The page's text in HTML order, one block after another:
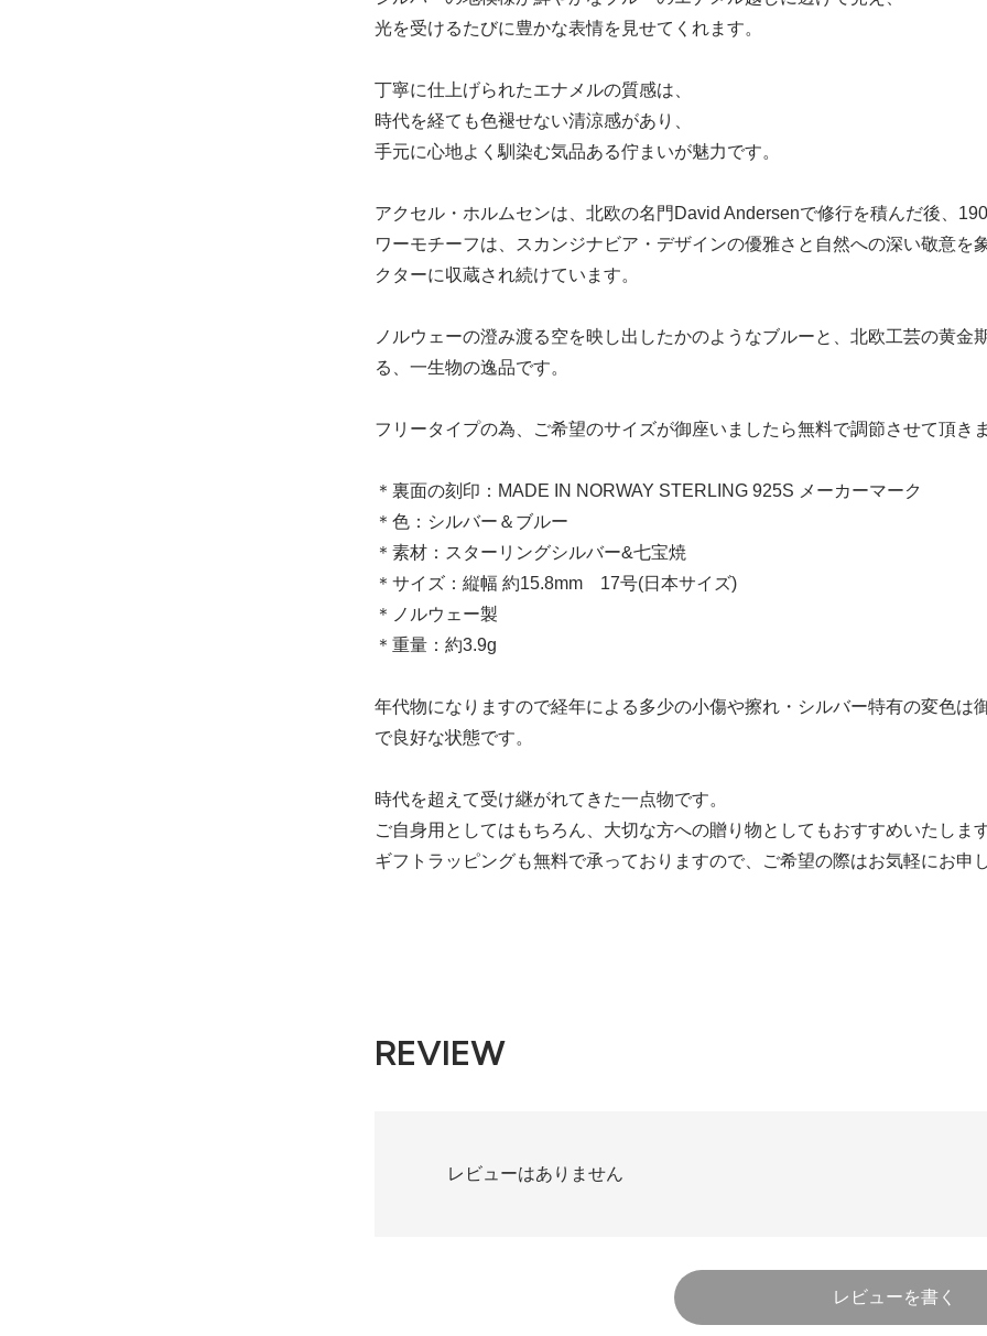
光を受けるたびに豊かな表情を見せてくれます。
丁寧に仕上げられたエナメルの質感は、
時代を経ても色褪せない清涼感があり、
手元に心地よく馴染む気品ある佇まいが魅力です。
アクセル・ホルムセンは、北欧の名門David Andersenで修行を積んだ後、
ワーモチーフは、スカンジナビア・デザインの優雅さと自然への深い敬意
クターに収蔵され続けています。
ノルウェーの澄み渡る空を映し出したかのようなブルーと、北欧工芸の黄
る、一生物の逸品です。
フリータイプの為、ご希望のサイズが御座いましたら無料で調節させて頂き
＊裏面の刻印：MADE IN NORWAY STERLING 925S メーカーマーク
＊色：シルバー＆ブルー
＊素材：スターリングシルバー&七宝焼
＊サイズ：縦幅 約15.8mm 17号(日本サイズ)
＊ノルウェー製
＊重量：約3.9g
年代物になりますので経年による多少の小傷や擦れ・シルバー特有の変色
で良好な状態です。
時代を超えて受け継がれてきた一点物です。
ご自身用としてはもちろん、大切な方への贈り物としてもおすすめいたしま
ギフトラッピングも無料で承っておりますので、ご希望の際はお気軽にお申
REVIEW
レビューはありません
レビューを書く